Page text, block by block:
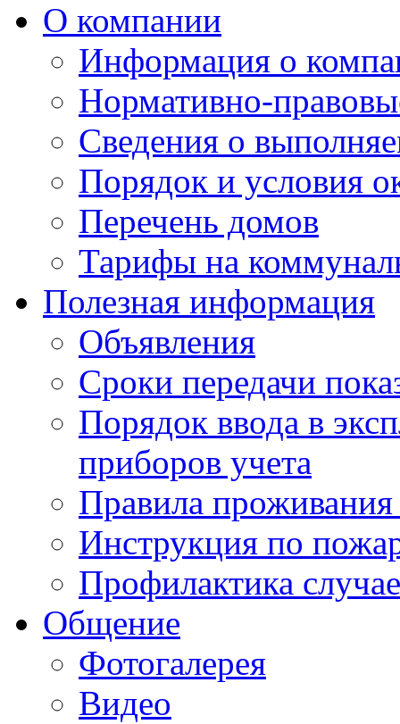
О компании
Информация о
Нормативно-
Сведения о
Порядок и условия
Перечень домов
Тарифы на
Полезная информация
Объявления
Сроки передачи
Порядок ввода в
приборов учета
Правила
Инструкция по
Профилактика
Общение
Фотогалерея
Видео